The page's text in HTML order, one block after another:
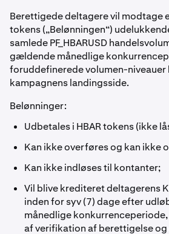
Berettigede deltagere vil modtage
tokens („Belønningen“)
samlede PF_HBARUSD
gældende månedlige
foruddefinerede volumen-
kampagnens landingsside.
Belønninger:
Udbetales i HBAR tokens (ikke
Kan ikke overføres og kan ikke
Kan ikke indløses til kontanter;
Vil blive krediteret deltagerens
inden for syv (7) dage efter
månedlige
af verifikation af berettigelse og